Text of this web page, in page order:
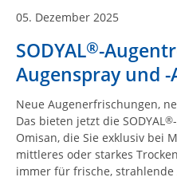
05. Dezember 2025
SODYAL®-
Augenspray und -
Neue Augenerfrischungen,
Das bieten jetzt die SODYAL ®
Omisan, die Sie exklusiv bei
mittleres oder starkes
immer für frische, strahlende